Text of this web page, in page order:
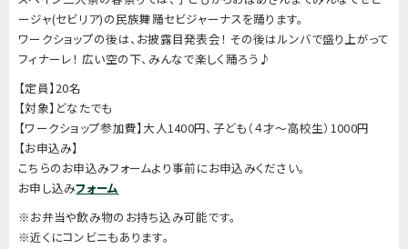
ージャ(セビリア)の民族舞踊セビジャーナスを踊ります。
ワークショップの後は、お披露目発表会！ その後はルンバで盛り上がって
フィナーレ！ 広い空の下、みんなで楽しく踊ろう♪
【定員】20名
【対象】どなたでも
【ワークショップ参加費】大人1400円、子ども（４才〜高校生）1000円
【お申込み】
こちらのお申込みフォームより事前にお申込みください。
お申し込みフォーム
※お弁当や飲み物のお持ち込み可能です。
※近くにコンビニもあります。